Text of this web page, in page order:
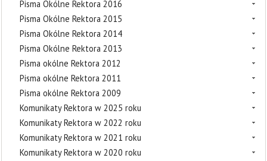
Pisma Okólne Rektora 2016
Pisma Okólne Rektora 2015
Pisma Okólne Rektora 2014
Pisma Okólne Rektora 2013
Pisma okólne Rektora 2012
Pisma okólne Rektora 2011
Pisma okólne Rektora 2009
Komunikaty Rektora w 2025 roku
Komunikaty Rektora w 2022 roku
Komunikaty Rektora w 2021 roku
Komunikaty Rektora w 2020 roku